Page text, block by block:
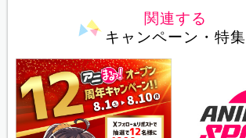
関連する
キャンペーン・特集